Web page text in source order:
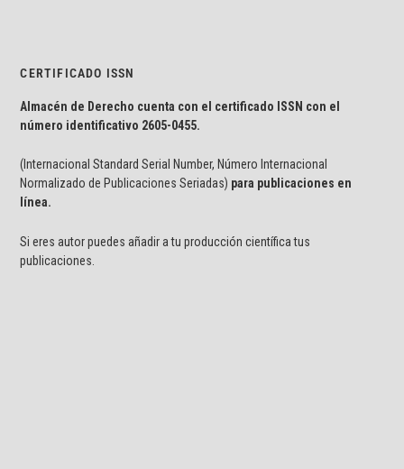
CERTIFICADO ISSN
Almacén de Derecho cuenta con el certificado ISSN con el
número identificativo 2605-0455.
(Internacional Standard Serial Number, Número Internacional
Normalizado de Publicaciones Seriadas) para publicaciones en
línea.
Si eres autor puedes añadir a tu producción científica tus
publicaciones.